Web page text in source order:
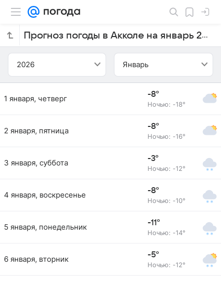
Прогноз погоды в Акколе на январь 2026 года
2026 Январь
1 января, четверг -8°
Ночью: -18°
2 января, пятница -8°
Ночью: -16°
3 января, суббота -3°
Ночью: -12°
4 января, воскресенье -8°
Ночью: -10°
5 января, понедельник -11°
Ночью: -14°
6 января, вторник -5°
Ночью: -12°